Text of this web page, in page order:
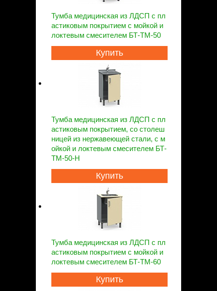
Тумба медицинская из ЛДСП с пл
астиковым покрытием с мойкой и
локтевым смесителем БТ-ТМ-50
Купить
Тумба медицинская из ЛДСП с пл
астиковым покрытием, со столеш
ницей из нержавеющей стали, с м
ойкой и локтевым смесителем БТ-
ТМ-50-Н
Купить
Тумба медицинская из ЛДСП с пл
астиковым покрытием с мойкой и
локтевым смесителем БТ-ТМ-60
Купить